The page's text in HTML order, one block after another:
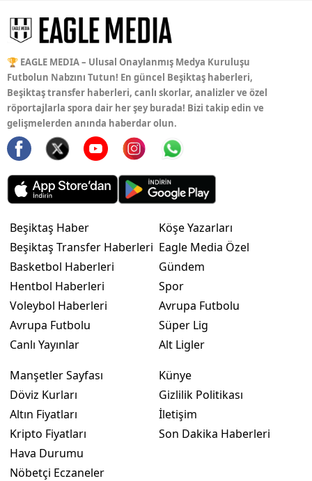
🏆 EAGLE MEDIA – Ulusal Onaylanmış Medya Kuruluşu
Futbolun Nabzını Tutun! En güncel Beşiktaş haberleri,
Beşiktaş transfer haberleri, canlı skorlar, analizler ve özel
röportajlarla spora dair her şey burada! Bizi takip edin ve
gelişmelerden anında haberdar olun.
Beşiktaş Haber
Beşiktaş Transfer Haberleri
Basketbol Haberleri
Hentbol Haberleri
Voleybol Haberleri
Avrupa Futbolu
Canlı Yayınlar
Köşe Yazarları
Eagle Media Özel
Gündem
Spor
Avrupa Futbolu
Süper Lig
Alt Ligler
Manşetler Sayfası
Döviz Kurları
Altın Fiyatları
Kripto Fiyatları
Hava Durumu
Nöbetçi Eczaneler
Künye
Gizlilik Politikası
İletişim
Son Dakika Haberleri